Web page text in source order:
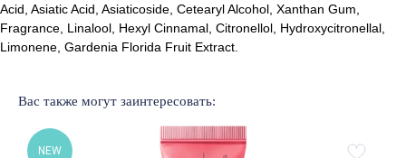
Acid, Asiatic Acid, Asiaticoside, Cetearyl Alcohol, Xanthan Gum,
Fragrance, Linalool, Hexyl Cinnamal, Citronellol, Hydroxycitronellal,
Limonene, Gardenia Florida Fruit Extract.
Вас также могут заинтересовать:
NEW
Доставка и оплата
Обмен и возврат
Публичная оферта
Бренды
Новинки
% SALE